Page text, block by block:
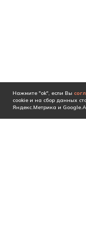
Нажмите "ok", если Вы
cookie и на сбор данных
Яндекс.Метрика и